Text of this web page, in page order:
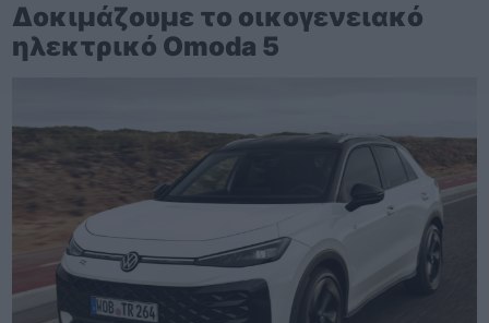
Δοκιμάζουμε το οικογενειακό
ηλεκτρικό Omoda 5